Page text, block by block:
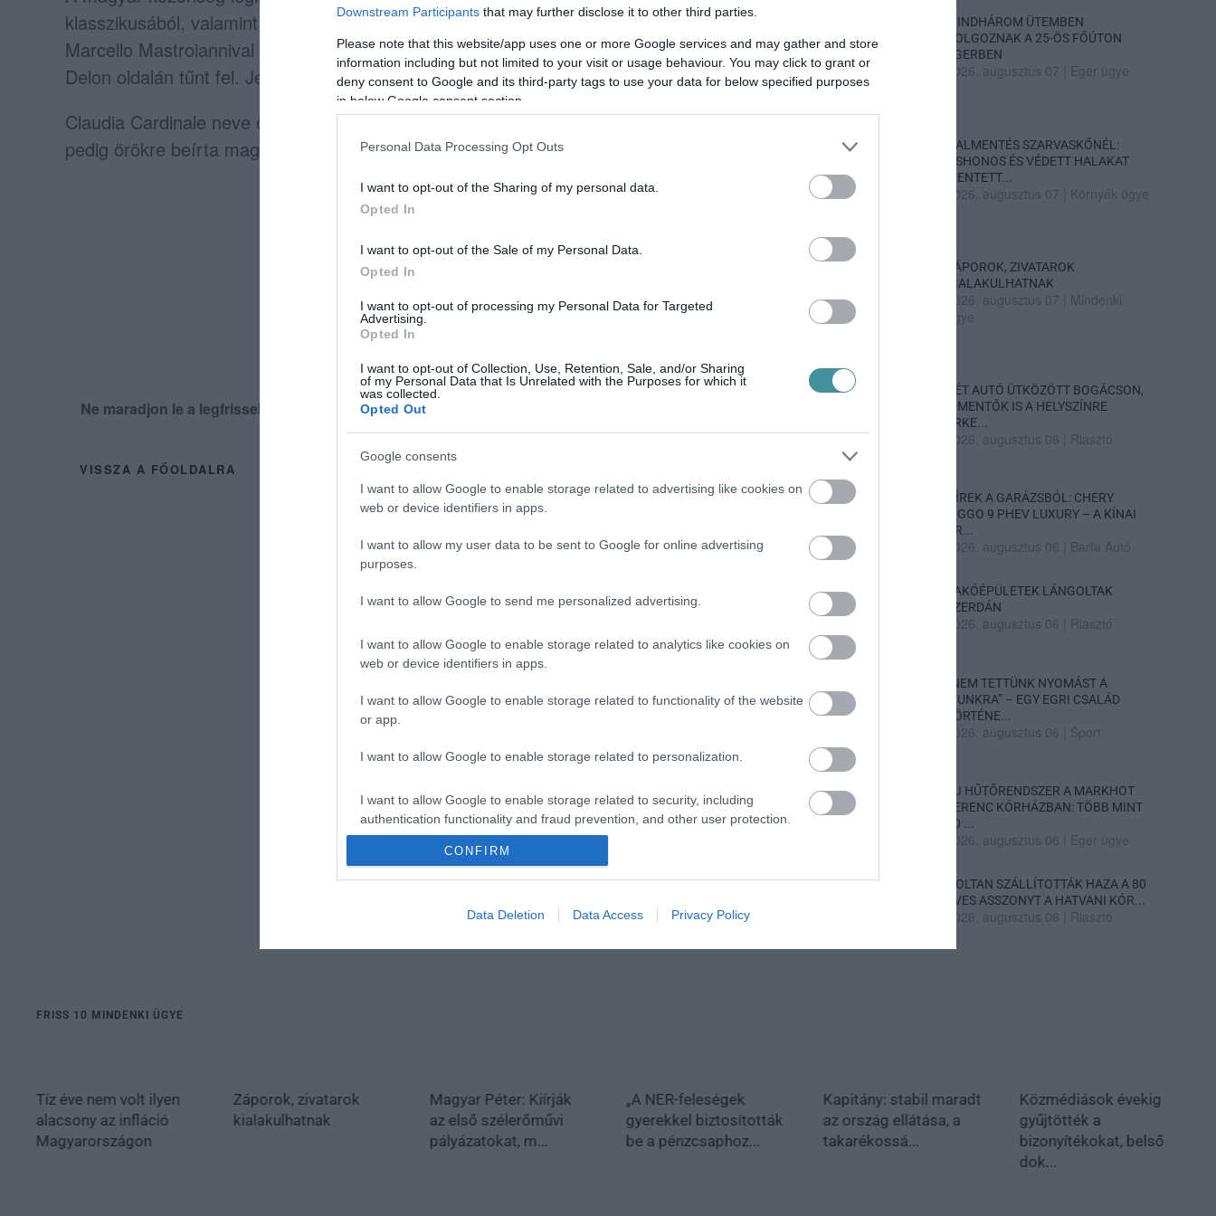
Downstream Participants that may further disclose it to other third parties.
Please note that this website/app uses one or more Google services and may gather and store
information including but not limited to your visit or usage behaviour. You may click to grant or
deny consent to Google and its third-party tags to use your data for below specified purposes
in below Google consent section.
Personal Data Processing Opt Outs
I want to opt-out of the Sharing of my personal data.
Opted In
I want to opt-out of the Sale of my Personal Data.
Opted In
I want to opt-out of processing my Personal Data for Targeted
Advertising.
Opted In
I want to opt-out of Collection, Use, Retention, Sale, and/or Sharing
of my Personal Data that Is Unrelated with the Purposes for which it
was collected.
Opted Out
Google consents
I want to allow Google to enable storage related to advertising like cookies on
web or device identifiers in apps.
I want to allow my user data to be sent to Google for online advertising
purposes.
I want to allow Google to send me personalized advertising.
I want to allow Google to enable storage related to analytics like cookies on
web or device identifiers in apps.
I want to allow Google to enable storage related to functionality of the website
or app.
I want to allow Google to enable storage related to personalization.
I want to allow Google to enable storage related to security, including
authentication functionality and fraud prevention, and other user protection.
CONFIRM
Data Deletion Data Access Privacy Policy
klasszikusából, valamint Fellini
8 és félcímű alkotásából ismerhette. Utóbbiban
Marcello Mastroiannival játszott együtt, ViscontiA párduccímű filmjében pedig Alain
Delon oldalán tűnt fel. Jelentős alakítást nyújtott aRocco és fivéreicímű filmben is.
Claudia Cardinale neve összeforrt az olasz filmművészet aranykorával, alakításaival
pedig örökre beírta magát a filmtörténetbe.
Ne maradjon le a legfrissebb hírekről, kövessen bennünket az EGRI ÜGYEK Google Hírek oldalán!
VISSZA A FŐOLDALRA
MINDHÁROM ÜTEMBEN
DOLGOZNAK A 25-ÖS FŐÚTON
EGERBEN
2026. augusztus 07 Eger ügye
HALMENTÉS SZARVASKŐNÉL:
ŐSHONOS ÉS VÉDETT HALAKAT
MENTETT...
2026. augusztus 07 Környék ügye
ZÁPOROK, ZIVATAROK
KIALAKULHATNAK
2026. augusztus 07
Mindenki
ügye
KÉT AUTÓ ÜTKÖZÖTT BOGÁCSON,
A MENTŐK IS A HELYSZÍNRE
ÉRKE...
2026. augusztus 06 Riasztó
HÍREK A GARÁZSBÓL: CHERY
TIGGO 9 PHEV LUXURY – A KÍNAI
PR...
2026. augusztus 06 Barta Autó
LAKÓÉPÜLETEK LÁNGOLTAK
SZERDÁN
2026. augusztus 06 Riasztó
„NEM TETTÜNK NYOMÁST A
FIUNKRA” – EGY EGRI CSALÁD
TÖRTÉNE...
2026. augusztus 06 Sport
ÚJ HŰTŐRENDSZER A MARKHOT
FERENC KÓRHÁZBAN: TÖBB MINT
70 ...
2026. augusztus 06 Eger ügye
HOLTAN SZÁLLÍTOTTÁK HAZA A 80
ÉVES ASSZONYT A HATVANI KÓR...
2026. augusztus 06 Riasztó
FRISS 10 MINDENKI ÜGYE
Tíz éve nem volt ilyen
alacsony az infláció
Magyarországon
Záporok, zivatarok
kialakulhatnak
Magyar Péter: Kiírják
az első szélerőművi
pályázatokat, m...
„A NER-feleségek
gyerekkel biztosították
be a pénzcsaphoz...
Kapitány: stabil maradt
az ország ellátása, a
takarékossá...
Közmédiások évekig
gyűjtötték a
bizonyítékokat, belső
dok...